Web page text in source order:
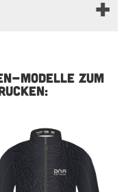
MODELLE ZUM